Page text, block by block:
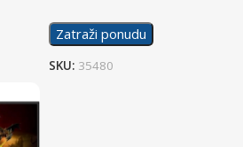
Zatraži ponudu
SKU: 35480